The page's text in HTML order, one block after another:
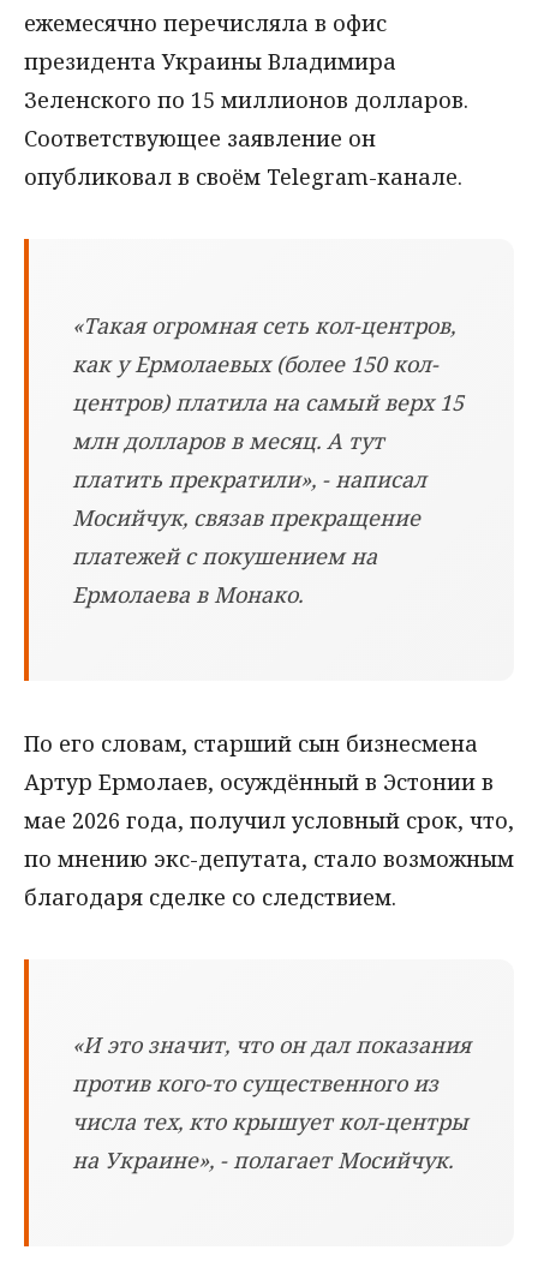
ежемесячно перечисляла в офис
президента Украины Владимира
Зеленского по 15 миллионов долларов.
Соответствующее заявление он
опубликовал в своём Telegram-канале.
«Такая огромная сеть кол-центров,
как у Ермолаевых (более 150 кол-
центров) платила на самый верх 15
млн долларов в месяц. А тут
платить прекратили», - написал
Мосийчук, связав прекращение
платежей с покушением на
Ермолаева в Монако.
По его словам, старший сын бизнесмена
Артур Ермолаев, осуждённый в Эстонии в
мае 2026 года, получил условный срок, что,
по мнению экс-депутата, стало возможным
благодаря сделке со следствием.
«И это значит, что он дал показания
против кого-то существенного из
числа тех, кто крышует кол-центры
на Украине», - полагает Мосийчук.